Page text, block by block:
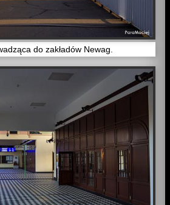
do zakładów Newag.